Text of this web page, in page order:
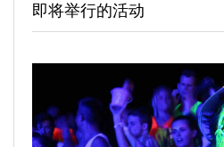
即将举行的活动